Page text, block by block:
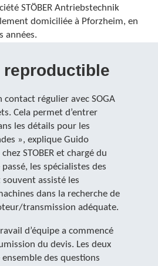
STÖBER Antriebstechnik
domiciliée à Pforzheim, en
années.
contact régulier avec SOGA
Cela permet d’entrer
les détails pour les
», explique Guido
STOBER et chargé du
les spécialistes des
assisté les
dans la recherche de
transmission adéquate.
d’équipe a commencé
du devis. Les deux
des questions